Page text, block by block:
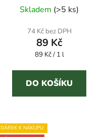
Skladem (>5 ks)
74 Kč bez DPH
89 Kč
Měrná
89 Kč / 1 l
DO KOŠÍKU
DÁREK K NÁKUPU